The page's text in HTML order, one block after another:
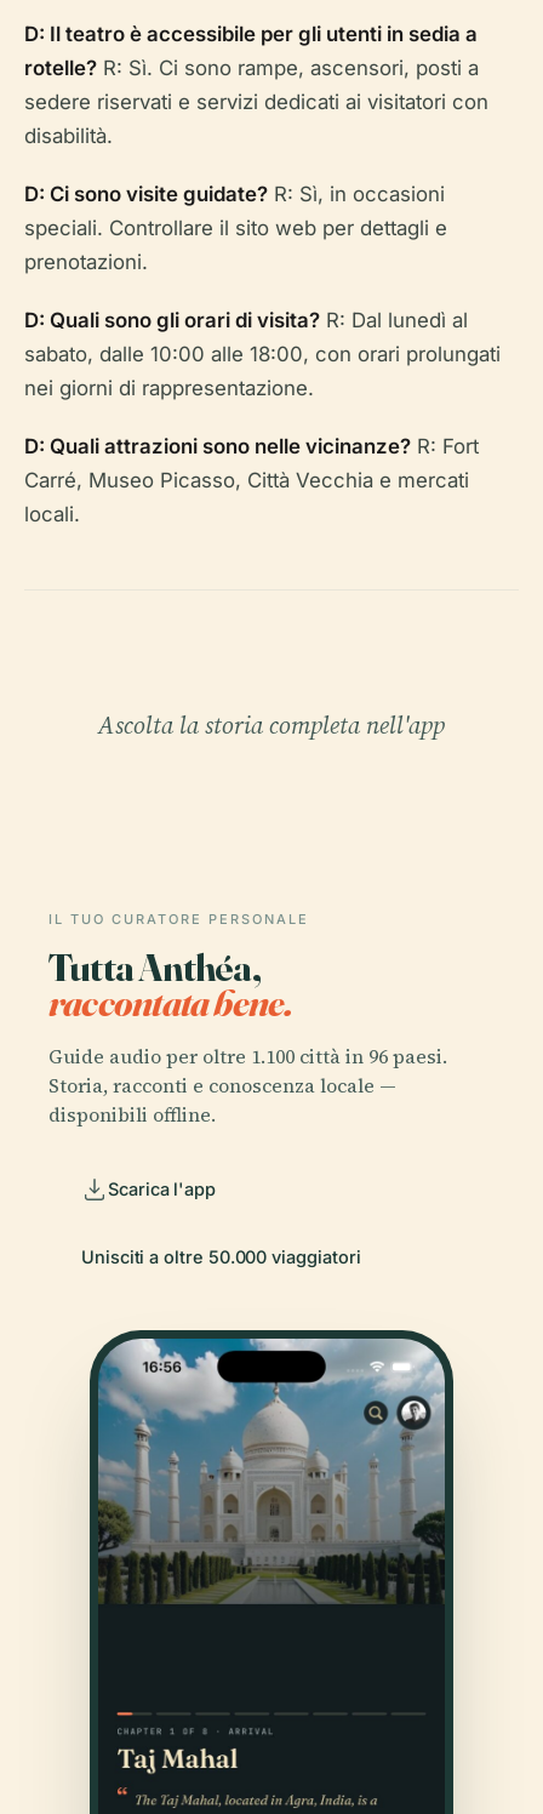
D: Il teatro è accessibile per gli utenti in sedia a
rotelle? R: Sì. Ci sono rampe, ascensori, posti a
sedere riservati e servizi dedicati ai visitatori con
disabilità.
D: Ci sono visite guidate? R: Sì, in occasioni
speciali. Controllare il sito web per dettagli e
prenotazioni.
D: Quali sono gli orari di visita? R: Dal lunedì al
sabato, dalle 10:00 alle 18:00, con orari prolungati
nei giorni di rappresentazione.
D: Quali attrazioni sono nelle vicinanze? R: Fort
Carré, Museo Picasso, Città Vecchia e mercati
locali.
Ascolta la storia completa nell'app
IL TUO CURATORE PERSONALE
Tutta Anthéa,
raccontata bene.
Guide audio per oltre 1.100 città in 96 paesi.
Storia, racconti e conoscenza locale —
disponibili offline.
Scarica l'app
Unisciti a oltre 50.000 viaggiatori